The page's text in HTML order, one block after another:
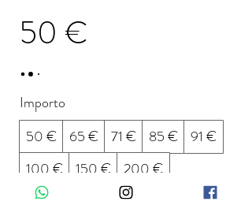
50 €
Importo
50 €
65 € 71 € 85 €
91 €
100 €
150 €
200 €
Altro importo